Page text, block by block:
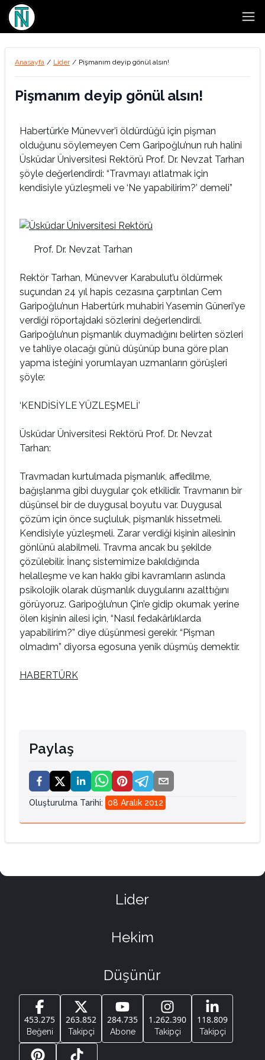
Anasayfa / Lider / Pişmanım deyip gönül alsın!
Pişmanım deyip gönül alsın!
Habertürk’e Münevver’i öldürdüğü için pişman
olduğunu söylemeyen Cem Garipoğlu’nun ruh halini
Üsküdar Üniversitesi Rektörü Prof. Dr. Nevzat Tarhan
şöyle değerlendirdi: “Travmayı atlatmak için
kendisiyle yüzleşmeli ve ‘Ne yapabilirim?’ demeli”
Prof. Dr. Nevzat Tarhan
Rektör Tarhan, Münevver Karabulut’u öldürmek
suçundan 24 yıl hapis cezasına çarptırılan Cem
Garipoğlu’nun Habertürk muhabiri Yasemin Güneri’ye
verdiği röportajdaki sözlerini değerlendirdi.
Garipoğlu’nun pişmanlık duymadığını belirten sözleri
ve tahliye olacağı günü düşünüp buna göre plan
yapma isteğini yorumlayan uzmanların görüşleri
şöyle:
‘KENDİSİYLE YÜZLEŞMELİ’
Üsküdar Üniversitesi Rektörü Prof. Dr. Nevzat
Tarhan:
Travmadan kurtulmada pişmanlık, affedilme,
bağışlanma gibi duygular çok etkilidir. Travmanın bir
düşünsel bir de duygusal boyutu var. Duygusal
çözüm için önce suçluluk, pişmanlık hissetmeli.
Kendisiyle yüzleşmeli. Zarar verdiği kişinin ailesinin
gönlünü alabilmeli. Travma ancak bu şekilde
çözülebilir. İnanç sistemimize bakıldığında
helalleşme ve kan hakkı gibi kavramların aslında
psikolojik olarak düşmanlık duygularını azalttığını
görüyoruz. Garipoğlu’nun Çin’e gidip okumak yerine
ölen kişinin ailesi için, “Nasıl fedakârlıklarda
yapabilirim?” diye düşünmesi gerekir. “Pişman
olmadım” diyorsa egosuna yenik düşmüş demektir.
HABERTÜRK
Paylaş
Oluşturulma Tarihi: 08 Aralık 2012
Lider
Hekim
Düşünür
453.275
Beğeni
263.852
Takipçi
284.735
Abone
1.262.390
Takipçi
118.809
Takipçi